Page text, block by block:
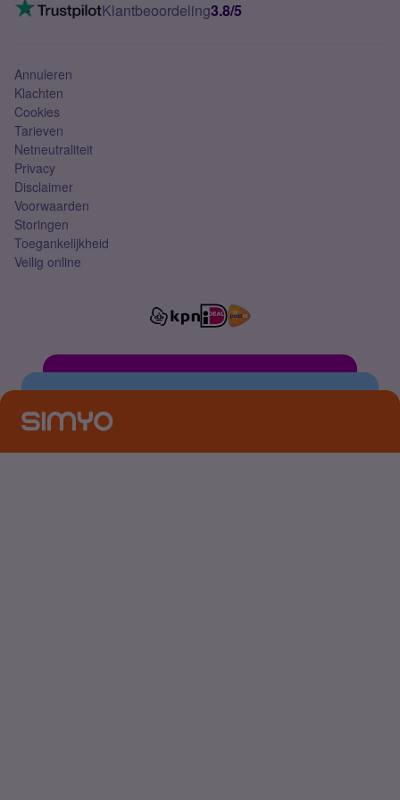
Mobiel abonnement
Klantbeoordeling3.8/5
Annuleren
Klachten
Cookies
Tarieven
Netneutraliteit
Privacy
Disclaimer
Voorwaarden
Storingen
Toegankelijkheid
Veilig online